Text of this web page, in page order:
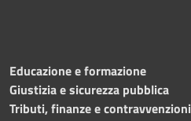
Educazione e formazione
Giustizia e sicurezza pubblica
Tributi, finanze e contravvenzioni